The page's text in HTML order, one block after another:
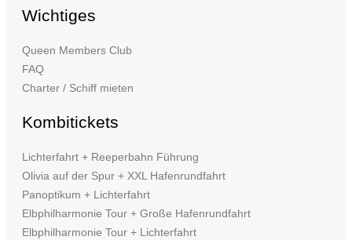
Wichtiges
Queen Members Club
FAQ
Charter / Schiff mieten
Kombitickets
Lichterfahrt + Reeperbahn Führung
Olivia auf der Spur + XXL Hafenrundfahrt
Panoptikum + Lichterfahrt
Elbphilharmonie Tour + Große Hafenrundfahrt
Elbphilharmonie Tour + Lichterfahrt